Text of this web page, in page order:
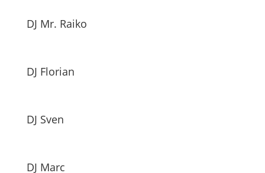
DJ Mr. Raiko
DJ Florian
DJ Sven
DJ Marc